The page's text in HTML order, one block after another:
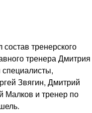
тренерского
тренера Дмитрия
Звягин, Дмитрий
Малков и тренер по